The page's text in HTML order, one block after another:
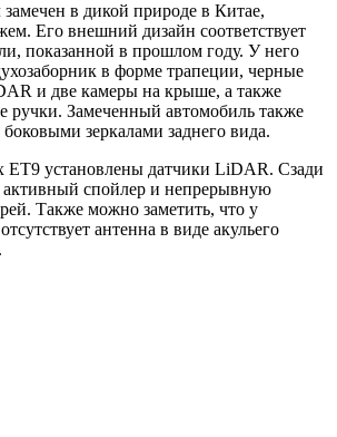
в дикой природе в Китае,
Его внешний дизайн соответствует
показанной в прошлом году. У него
в форме трапеции, черные
и две камеры на крыше, а также
Замеченный автомобиль также
зеркалами заднего вида.
ET9 установлены датчики LiDAR. Сзади
спойлер и непрерывную
Также можно заметить, что у
антенна в виде акульего